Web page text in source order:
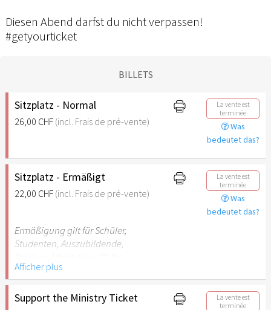
Diesen Abend darfst du nicht verpassen!
#getyourticket
BILLETS
Sitzplatz - Normal
26,00 CHF (incl. Frais de pré-vente)
La vente est
terminée
Was
bedeutet das?
Sitzplatz - Ermäßigt
22,00 CHF (incl. Frais de pré-vente)
La vente est
terminée
Was
bedeutet das?
Ermäßigung gilt für Schüler,
Studenten, Auszubildende,
BFDler, Personen mit
Behinderungen
(Begleitperson frei bei B-
Afficher plus
Support the Ministry Ticket
La vente est
terminée